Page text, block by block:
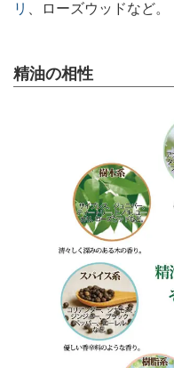
リ 、ローズウッドなど。
精油の相性